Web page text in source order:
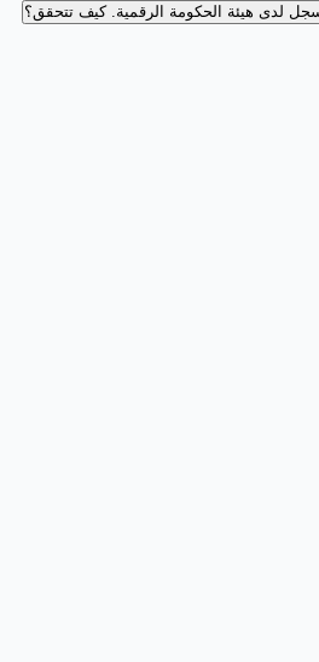
لدى هيئة الحكومة الرقمية.كيف تتحقق؟